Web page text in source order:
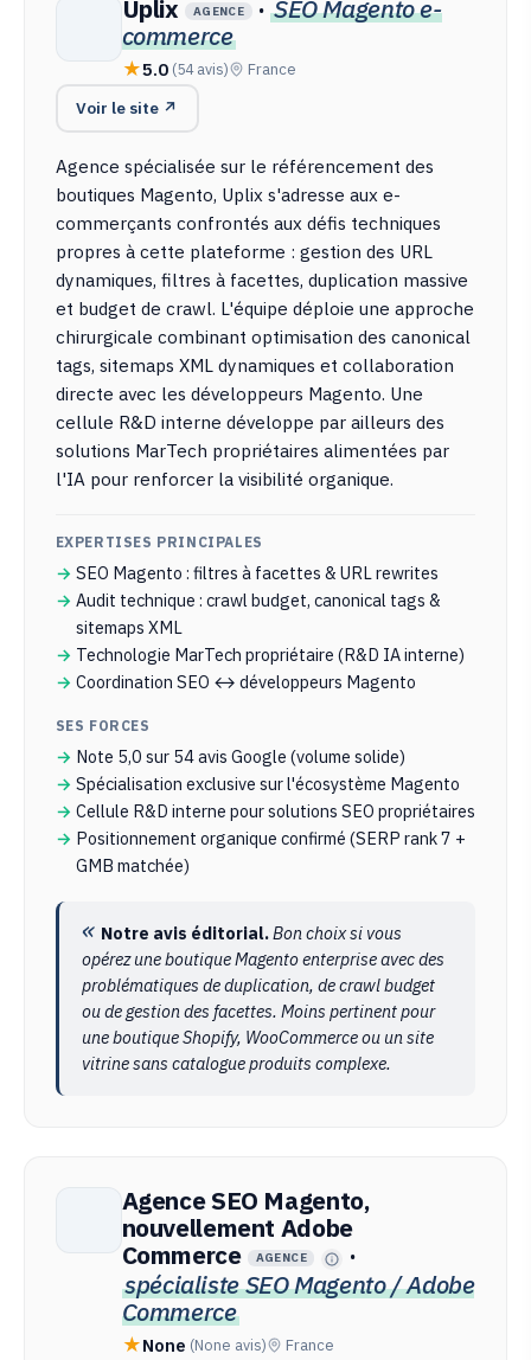
Uplix AGENCE ·SEO Magento e-
commerce
5.0 (54 avis) France
Voir le site ↗
Agence spécialisée sur le référencement des
boutiques Magento, Uplix s'adresse aux e-
commerçants confrontés aux défis techniques
propres à cette plateforme : gestion des URL
dynamiques, filtres à facettes, duplication massive
et budget de crawl. L'équipe déploie une approche
chirurgicale combinant optimisation des canonical
tags, sitemaps XML dynamiques et collaboration
directe avec les développeurs Magento. Une
cellule R&D interne développe par ailleurs des
solutions MarTech propriétaires alimentées par
l'IA pour renforcer la visibilité organique.
EXPERTISES PRINCIPALES
SEO Magento : filtres à facettes & URL rewrites
Audit technique : crawl budget, canonical tags &
sitemaps XML
Technologie MarTech propriétaire (R&D IA interne)
Coordination SEO ↔ développeurs Magento
SES FORCES
Note 5,0 sur 54 avis Google (volume solide)
Spécialisation exclusive sur l'écosystème Magento
Cellule R&D interne pour solutions SEO propriétaires
Positionnement organique confirmé (SERP rank 7 +
GMB matchée)
Notre avis éditorial.Bon choix si vous
opérez une boutique Magento enterprise avec des
problématiques de duplication, de crawl budget
ou de gestion des facettes. Moins pertinent pour
une boutique Shopify, WooCommerce ou un site
vitrine sans catalogue produits complexe.
Agence SEO Magento,
nouvellement Adobe
Commerce
AGENCE
·
spécialiste SEO Magento / Adobe
Commerce
None (None avis) France